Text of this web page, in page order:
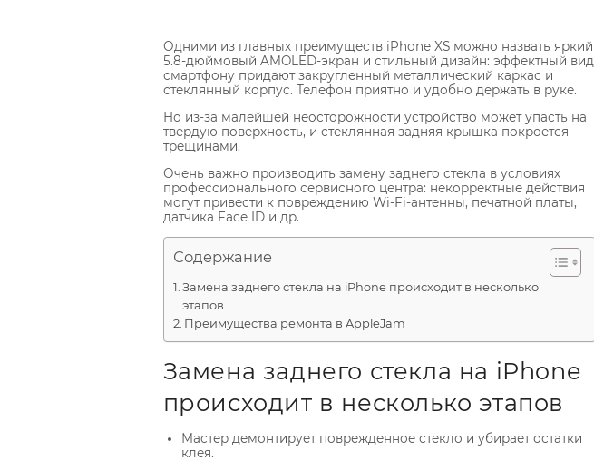
Одними из главных преимуществ iPhone XS можно назвать яркий
5.8-дюймовый AMOLED-экран и стильный дизайн: эффектный вид
смартфону придают закругленный металлический каркас и
стеклянный корпус. Телефон приятно и удобно держать в руке.
Но из-за малейшей неосторожности устройство может упасть на
твердую поверхность, и стеклянная задняя крышка покроется
трещинами.
Очень важно производить замену заднего стекла в условиях
профессионального сервисного центра: некорректные действия
могут привести к повреждению Wi-Fi-антенны, печатной платы,
датчика Face ID и др.
Содержание
Замена заднего стекла на iPhone происходит в несколько
этапов
Преимущества ремонта в AppleJam
Замена заднего стекла на iPhone
происходит в несколько этапов
Мастер демонтирует поврежденное стекло и убирает остатки
клея.